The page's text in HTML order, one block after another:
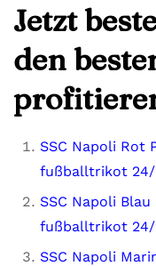
Jetzt
den
SSC Napoli Rot
fußballtrikot 24/
SSC Napoli
fußballtrikot 24/
SSC Napoli